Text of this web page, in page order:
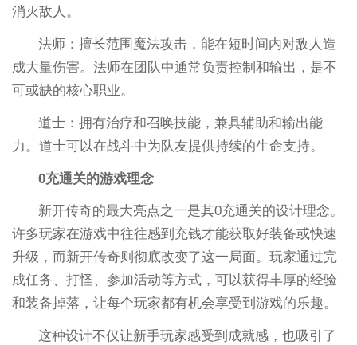
消灭敌人。
法师：擅长范围魔法攻击，能在短时间内对敌人造
成大量伤害。法师在团队中通常负责控制和输出，是不
可或缺的核心职业。
道士：拥有治疗和召唤技能，兼具辅助和输出能
力。道士可以在战斗中为队友提供持续的生命支持。
0充通关的游戏理念
新开传奇的最大亮点之一是其0充通关的设计理念。
许多玩家在游戏中往往感到充钱才能获取好装备或快速
升级，而新开传奇则彻底改变了这一局面。玩家通过完
成任务、打怪、参加活动等方式，可以获得丰厚的经验
和装备掉落，让每个玩家都有机会享受到游戏的乐趣。
这种设计不仅让新手玩家感受到成就感，也吸引了